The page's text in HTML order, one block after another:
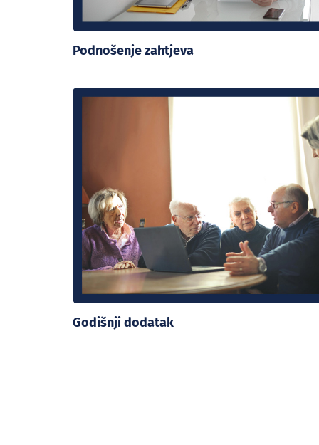
Podnošenje zahtjeva
Godišnji dodatak